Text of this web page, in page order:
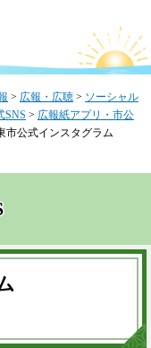
> 広報・広聴 > ソーシャル
SNS > 広報紙アプリ・市公
市公式インスタグラム